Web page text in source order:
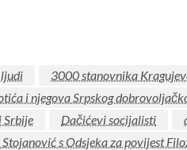
3000 stanovnika
i njegova Srpskog
Srbije Dačićevi socijalisti
s Odsjeka za povijest